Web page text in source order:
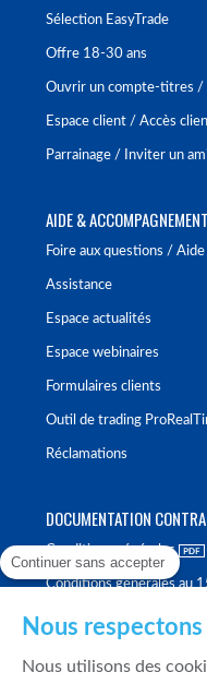
Sélection EasyTrade
Offre 18-30 ans
Ouvrir un compte-titres /
Espace client / Accès
Parrainage / Inviter un
AIDE & ACCOMPAGNEMENT
Foire aux questions / Aide
Assistance
Espace actualités
Espace webinaires
Formulaires clients
Outil de trading
Réclamations
DOCUMENTATION
Conditions générales
Conditions générales au
Continuer sans accepter
Nous
Nous utilisons des